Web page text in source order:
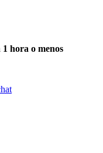
hora o menos